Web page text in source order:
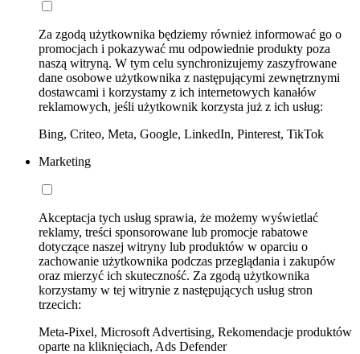
Za zgodą użytkownika będziemy również informować go o
promocjach i pokazywać mu odpowiednie produkty poza
naszą witryną. W tym celu synchronizujemy zaszyfrowane
dane osobowe użytkownika z następującymi zewnętrznymi
dostawcami i korzystamy z ich internetowych kanałów
reklamowych, jeśli użytkownik korzysta już z ich usług:
Bing, Criteo, Meta, Google, LinkedIn, Pinterest, TikTok
Marketing
Akceptacja tych usług sprawia, że możemy wyświetlać
reklamy, treści sponsorowane lub promocje rabatowe
dotyczące naszej witryny lub produktów w oparciu o
zachowanie użytkownika podczas przeglądania i zakupów
oraz mierzyć ich skuteczność. Za zgodą użytkownika
korzystamy w tej witrynie z następujących usług stron
trzecich:
Meta-Pixel, Microsoft Advertising, Rekomendacje produktów
oparte na kliknięciach, Ads Defender